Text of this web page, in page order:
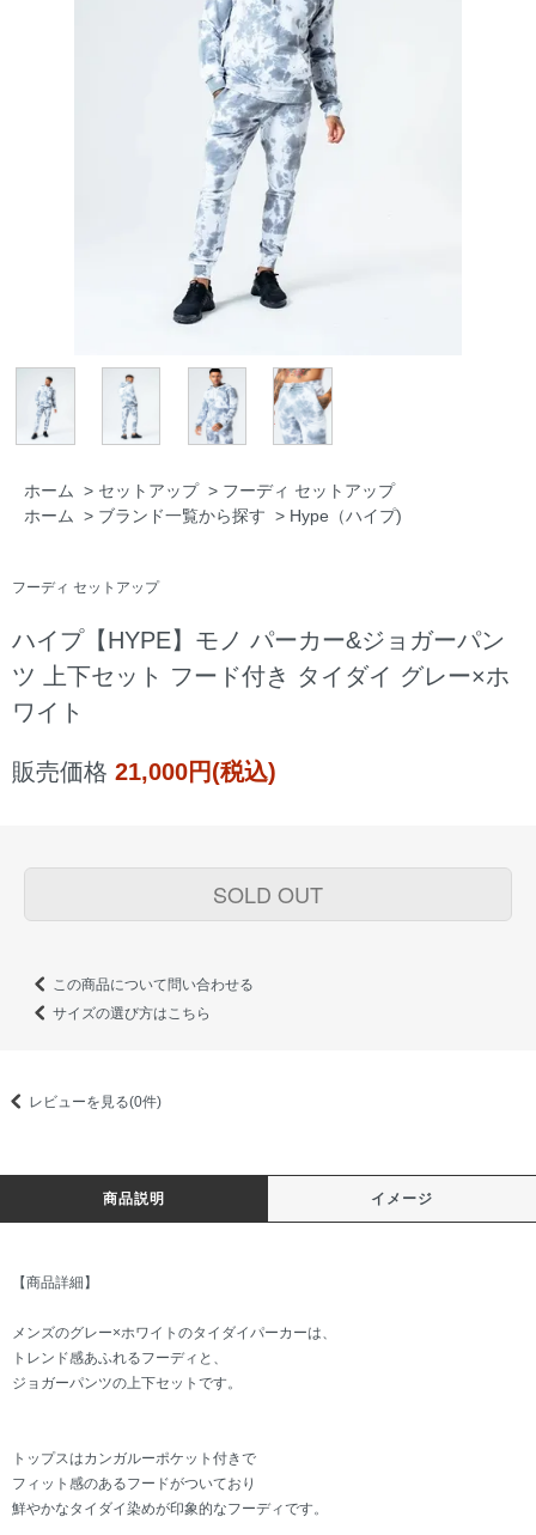
ホーム > セットアップ > フーディ セットアップ
ホーム
> ブランド一覧から探す > Hype（ハイプ)
フーディ セットアップ
ハイプ【HYPE】モノ パーカー&ジョガーパン
ツ 上下セット フード付き タイダイ グレー×ホ
ワイト
販売価格 21,000円(税込)
SOLD OUT
この商品について問い合わせる
サイズの選び方はこちら
レビューを見る(0件)
商品説明 イメージ
【商品詳細】
メンズのグレー×ホワイトのタイダイパーカーは、
トレンド感あふれるフーディと、
ジョガーパンツの上下セットです。
トップスはカンガルーポケット付きで
フィット感のあるフードがついており
鮮やかなタイダイ染めが印象的なフーディです。